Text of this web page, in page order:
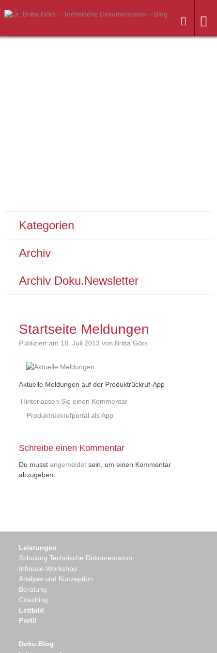
Kategorien
Archiv
Archiv Doku.Newsletter
Startseite Meldungen
Publiziert am 18. Juli 2013 von Britta Görs
Aktuelle Meldungen auf der Produktrückruf-App
Hinterlassen Sie einen Kommentar
Beitrags
Produktrückrufportal als App
Schreibe einen Kommentar
Du musst angemeldetsein, um einen Kommentar
abzugeben.
Leistungen
Schulung Technische Dokumentation
Inhouse-Workshop
Analyse und Konzeption
Beratung
Coaching
Leitbild
Profil
Doku.Blog